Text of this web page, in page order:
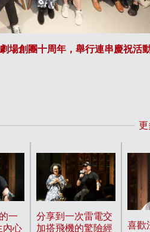
場創團十周年，舉行連串慶祝活動
更
一
內心
分享到一次雷電交
加搭飛機的驚險經
喜歡